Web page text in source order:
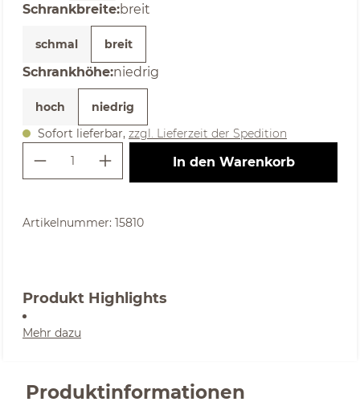
Schrankbreiteauswählen
:breit
schmal breit
Schrankhöheauswählen
:niedrig
hoch
niedrig
Sofort lieferbar, zzgl. Lieferzeit der Spedition
Produkt Anzahl: Gib den
In den Warenkorb
Artikelnummer: 15810
Produkt Highlights
Mehr dazu
Produktinformationen